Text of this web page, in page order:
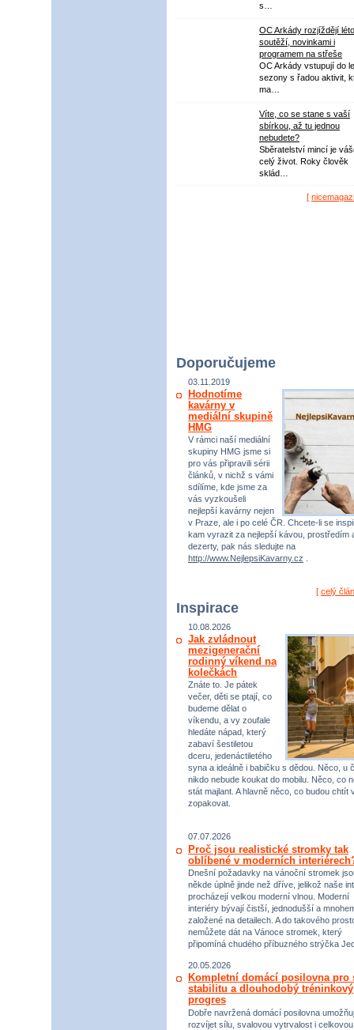
s…
OC Arkády rozjíždějí léto
soutěží, novinkami i
programem na střeše
OC Arkády vstupují do
sezony s řadou aktivit,
ma…
Víte, co se stane s vaší
sbírkou, až tu jednou
nebudete?
Sběratelství mincí je
celý život. Roky člověk
sklád…
[
Doporučujeme
03.11.2019
Hodnotíme
kavárny v
mediální skupině
HMG
V rámci naší mediální
skupiny HMG jsme si
pro vás připravili sérii
článků, v nichž s vámi
sdílíme, kde jsme za
vás vyzkoušeli
nejlepší kavárny nejen
v Praze, ale i po celé ČR. Chcete-li se
kam vyrazit za nejlepší kávou, prostředím
dezerty, pak nás sledujte na
http://www.NejlepsiKavarny.cz
[ celý
Inspirace
10.08.2026
Jak zvládnout
mezigenerační
rodinný víkend na
kolečkách
Znáte to. Je pátek
večer, děti se ptají, co
budeme dělat o
víkendu, a vy zoufale
hledáte nápad, který
zabaví šestiletou
dceru, jedenáctiletého
syna a ideálně i babičku s dědou. Něco, u
nikdo nebude koukat do mobilu. Něco, co
stát majlant. A hlavně něco, co budou chtít
zopakovat.
07.07.2026
Proč jsou realistické stromky tak
oblíbené v moderních
Dnešní požadavky na vánoční stromek
někde úplně jinde než dříve, jelikož naše
procházejí velkou moderní vlnou. Moderní
interiéry bývají čistší, jednodušší a
založené na detailech. A do takového
nemůžete dát na Vánoce stromek, který
připomíná chudého příbuzného strýčka
20.05.2026
Kompletní domácí posilovna pro
stabilitu a dlouhodobý tréninkový
progres
Dobře navržená domácí posilovna
rozvíjet sílu, svalovou vytrvalost i celkovou